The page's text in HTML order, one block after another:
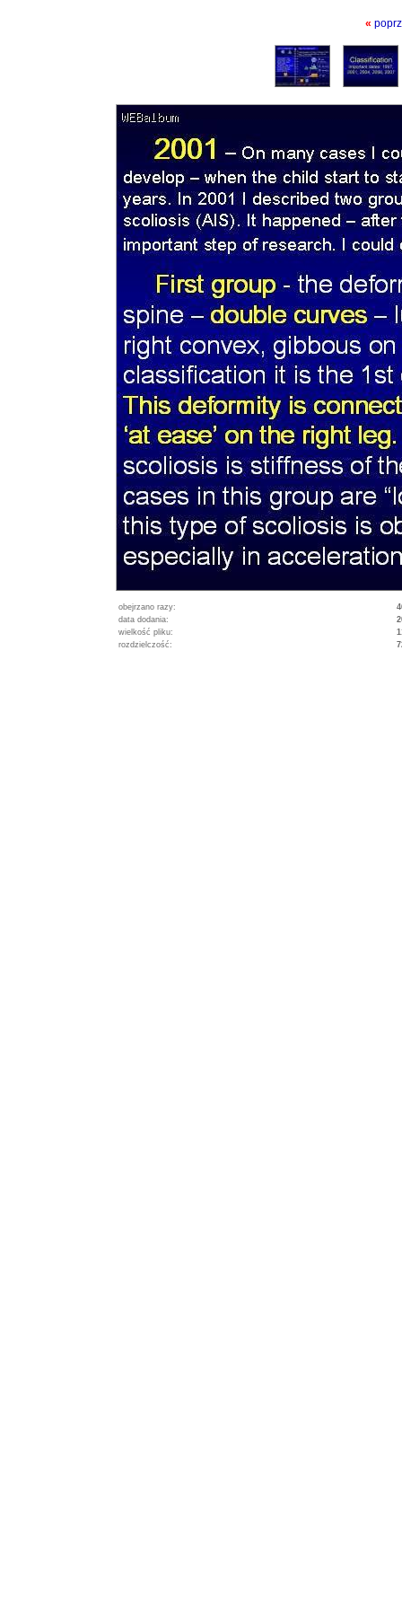
«
obejrzano razy:
data dodania:
wielkość pliku:
rozdzielczość: